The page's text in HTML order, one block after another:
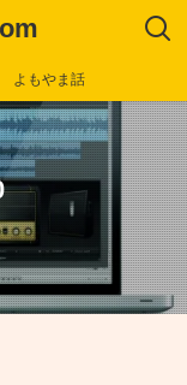
よもやま話